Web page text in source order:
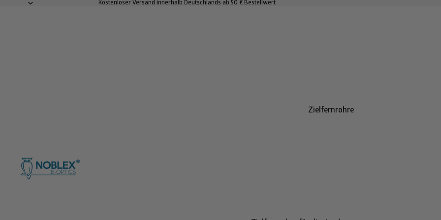
Kostenloser Versand innerhalb Deutschlands ab 50 € Bestellwert
Zielfernrohre